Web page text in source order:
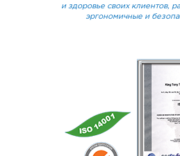
и здоровье своих клиентов,
эргономичные и